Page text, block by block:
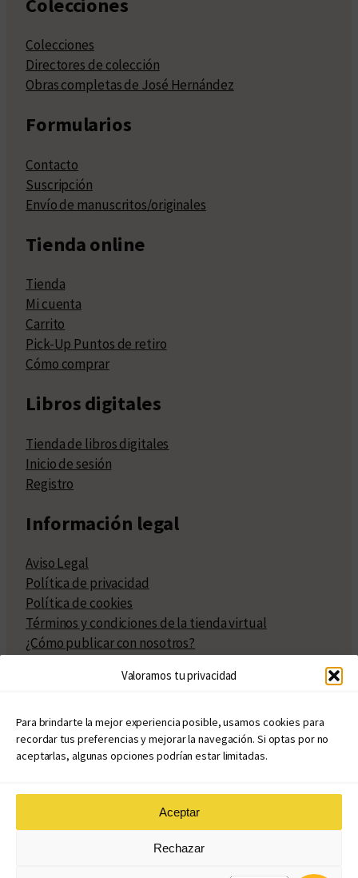
Valoramos tu privacidad
Para brindarte la mejor experiencia posible, usamos cookies para
recordar tus preferencias y mejorar la navegación. Si optas por no
aceptarlas, algunas opciones podrían estar limitadas.
Aceptar
Rechazar
Colecciones
Directores de colección
Obras completas de José Hernández
Formularios
Contacto
Suscripción
Envío de manuscritos/originales
Tienda online
Tienda
Mi cuenta
Carrito
Pick-Up Puntos de retiro
Cómo comprar
Libros digitales
Tienda de libros digitales
Inicio de sesión
Registro
Información legal
Aviso Legal
Política de privacidad
Política de cookies
Términos y condiciones de la tienda virtual
¿Cómo publicar con nosotros?
Políticas de publicación
Políticas de coedición
Atribuciones